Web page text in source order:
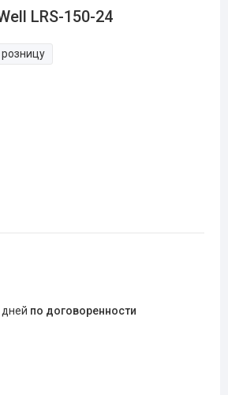
LRS-150-24
дней по договоренности